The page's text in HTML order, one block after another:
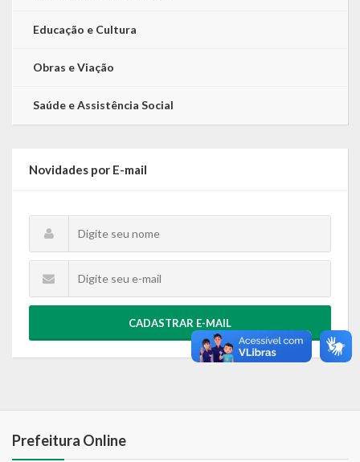
Leis e Decretos
Relatório Circunstanciado
RGF
Publicações Diversas
Licitações
Transparência
Educação e Cultura
Obras e Viação
Saúde e Assistência Social
Novidades por E-mail
CADASTRAR E-MAIL
Prefeitura Online